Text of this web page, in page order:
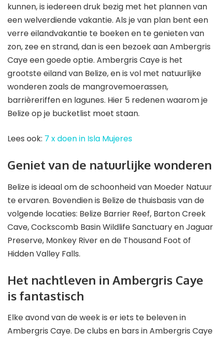
kunnen, is iedereen druk bezig met het plannen van
een welverdiende vakantie. Als je van plan bent een
verre eilandvakantie te boeken en te genieten van
zon, zee en strand, dan is een bezoek aan Ambergris
Caye een goede optie. Ambergris Caye is het
grootste eiland van Belize, en is vol met natuurlijke
wonderen zoals de mangrovemoerassen,
barrièreriffen en lagunes. Hier 5 redenen waarom je
Belize op je bucketlist moet staan.
Lees ook: 7 x doen in Isla Mujeres
Geniet van de natuurlijke wonderen
Belize is ideaal om de schoonheid van Moeder Natuur
te ervaren. Bovendien is Belize de thuisbasis van de
volgende locaties: Belize Barrier Reef, Barton Creek
Cave, Cockscomb Basin Wildlife Sanctuary en Jaguar
Preserve, Monkey River en de Thousand Foot of
Hidden Valley Falls.
Het nachtleven in Ambergris Caye
is fantastisch
Elke avond van de week is er iets te beleven in
Ambergris Caye. De clubs en bars in Ambergris Caye